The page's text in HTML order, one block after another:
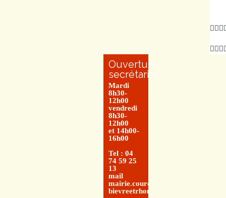
Ouverture
secrétariat
Mardi
8h30-
12h00
vendredi
8h30-
12h00
et 14h00-
16h00
Tel : 04
74 59 25
13
mail
mairie.couretbuis@entre-
bievreetrhone.fr